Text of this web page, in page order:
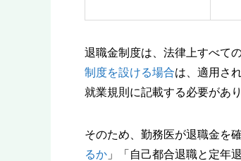
退職金制度は、法律上すべて
制度を設ける場合は、適用さ
就業規則に記載する必要があり
そのため、勤務医が退職金を
るか 」「自己都合退職と定年